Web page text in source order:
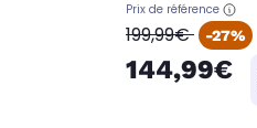
Prix de référence
oldPrice
199,99€ -27%
144,99€